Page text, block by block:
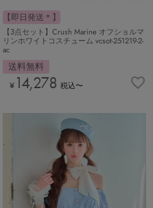
【即日発送＊】
【3点セット】Crush Marine オフショルマ
リンホワイトコスチューム vcsot-251219-2-
ac
送料無料
¥ 14,278 税込〜